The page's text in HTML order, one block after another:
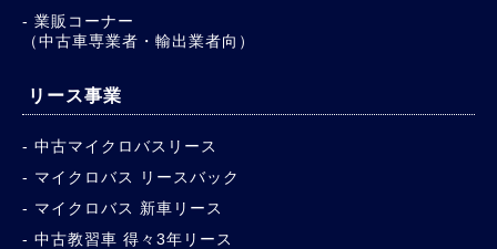
業販コーナー
（中古車専業者・輸出業者向）
リース事業
中古マイクロバスリース
マイクロバス リースバック
マイクロバス 新車リース
中古教習車 得々3年リース